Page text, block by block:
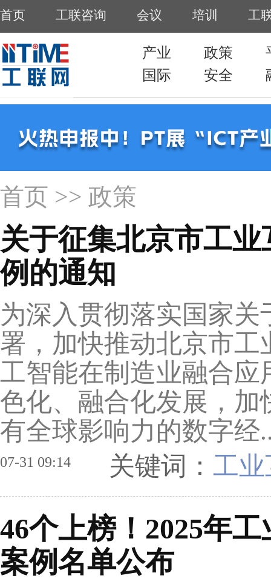
首页 工联咨询 会议 培训 工
产业 政策
国际
安全
首页 >> 政策
关于征集北京市工
例的通知
为深入贯彻落实国家关
署，加快推动北京市
工智能在制造业融合
色化、融合化发展，
有全球影响力的数字经
07-31 09:14 关键词： 工
46个上榜！2025年
案例名单公布